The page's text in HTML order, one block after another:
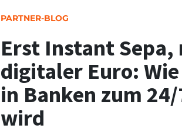
PARTNER-BLOG
Erst Instant Sepa,
digitaler Euro:
in Banken zum
wird